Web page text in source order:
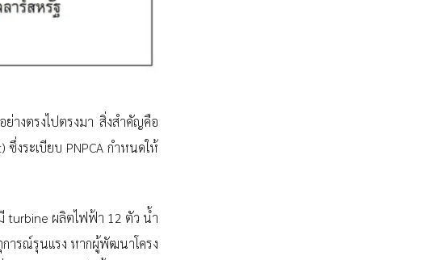
างตรงไปตรงมา สิ่งสำคัญคือ
งระเบียบ PNPCA กำหนดให้
turbine ผลิตไฟฟ้า 12 ตัว น้ำ
ารณ์รุนแรง หากผู้พัฒนาโครง